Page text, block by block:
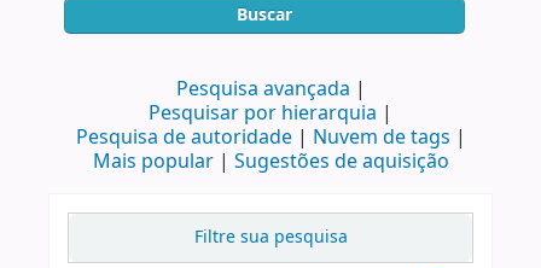
Buscar
Pesquisa avançada
Pesquisar por hierarquia
Pesquisa de autoridade
Nuvem de tags
Mais popular
Sugestões de aquisição
Filtre sua pesquisa